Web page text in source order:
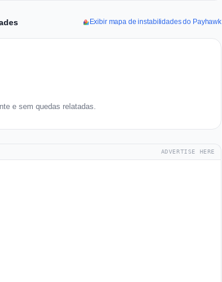
Exibir mapa de instabilidades do Payhawk
e sem quedas relatadas.
ADVERTISE HERE